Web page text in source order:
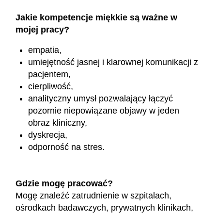
Jakie kompetencje miękkie są ważne w
mojej pracy?
empatia,
umiejętność jasnej i klarownej komunikacji z
pacjentem,
cierpliwość,
analityczny umysł pozwalający łączyć
pozornie niepowiązane objawy w jeden
obraz kliniczny,
dyskrecja,
odporność na stres.
Gdzie mogę pracować?
Mogę znaleźć zatrudnienie w szpitalach,
ośrodkach badawczych, prywatnych klinikach,